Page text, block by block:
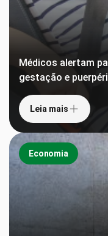
Médicos alertam
gestação e
Leia mais
Economia